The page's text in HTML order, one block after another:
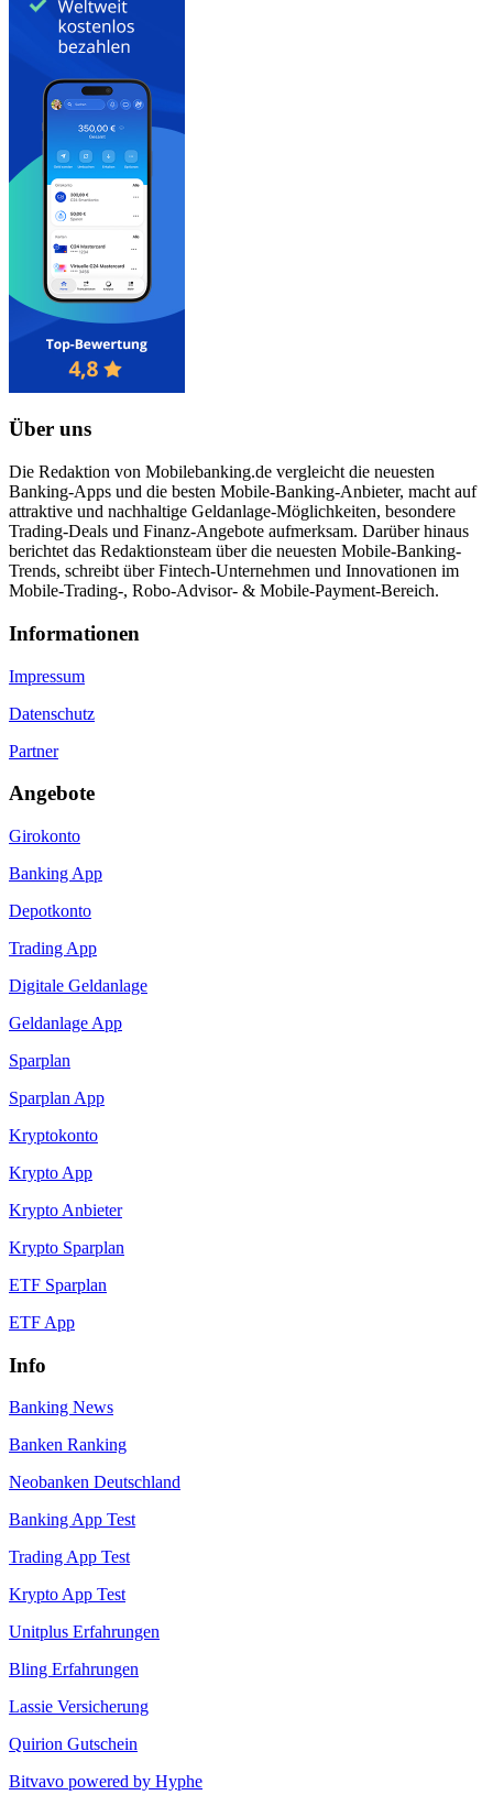
Über uns
Die Redaktion von Mobilebanking.de vergleicht die neuesten
Banking-Apps und die besten Mobile-Banking-Anbieter, macht auf
attraktive und nachhaltige Geldanlage-Möglichkeiten, besondere
Trading-Deals und Finanz-Angebote aufmerksam. Darüber hinaus
berichtet das Redaktionsteam über die neuesten Mobile-Banking-
Trends, schreibt über Fintech-Unternehmen und Innovationen im
Mobile-Trading-, Robo-Advisor- & Mobile-Payment-Bereich.
Informa­tionen
Impressum
Datenschutz
Partner
Angebote
Girokonto
Banking App
Depotkonto
Trading App
Digitale Geldanlage
Geldanlage App
Sparplan
Sparplan App
Kryptokonto
Krypto App
Krypto Anbieter
Krypto Sparplan
ETF Sparplan
ETF App
Info
Banking News
Banken Ranking
Neobanken Deutschland
Banking App Test
Trading App Test
Krypto App Test
Unitplus Erfahrungen
Bling Erfahrungen
Lassie Versicherung
Quirion Gutschein
Bitvavo powered by Hyphe